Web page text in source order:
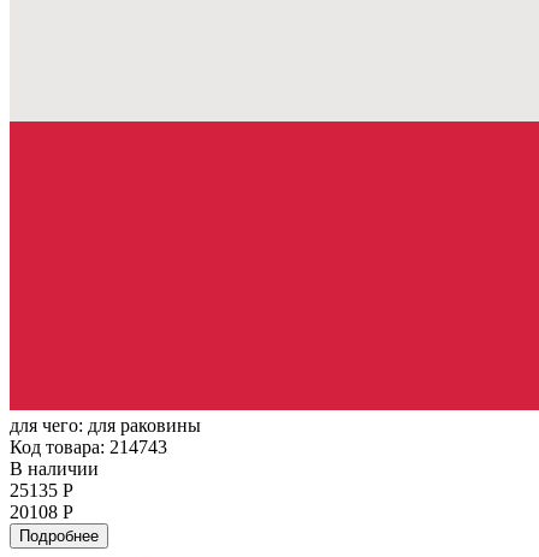
для чего: для раковины
Код товара: 214743
В наличии
25135 Р
20108 Р
Подробнее